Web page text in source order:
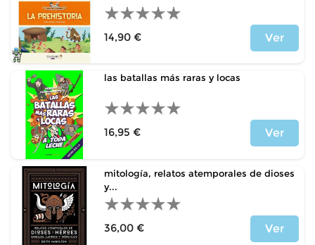
14,90 €
Ver
las batallas más raras y locas
16,95 €
Ver
mitología, relatos atemporales de dioses
y...
36,00 €
Ver